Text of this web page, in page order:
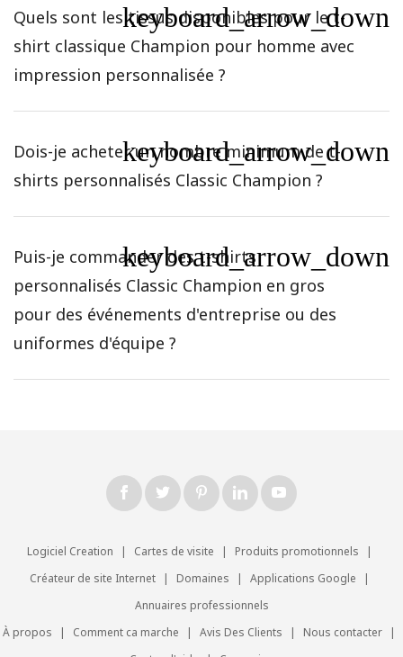
Quels sont les tissus disponibles pour le t-
shirt classique Champion pour homme avec
impression personnalisée ?
keyboard_arrow_down
Dois-je acheter un nombre minimum de t-
shirts personnalisés Classic Champion ?
keyboard_arrow_down
Puis-je commander des t-shirts
personnalisés Classic Champion en gros
pour des événements d'entreprise ou des
uniformes d'équipe ?
keyboard_arrow_down
Logiciel Creation | Cartes de visite | Produits promotionnels
|
Créateur de site Internet
| Domaines | Applications Google
|
Annuaires professionnels
À propos
| Comment ca marche | Avis Des Clients | Nous contacter
|